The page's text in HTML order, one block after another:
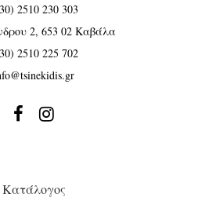
2510 230 303
2, 653 02 Καβάλα
2510 225 702
 
Κατάλογος